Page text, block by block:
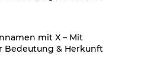
mit X – Mit
Bedeutung & Herkunft